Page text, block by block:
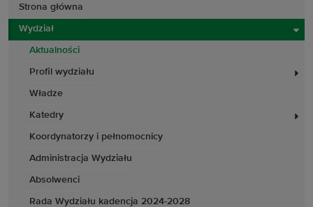
Strona główna
Wydział
Aktualności
Profil wydziału
Władze
Katedry
Koordynatorzy i pełnomocnicy
Administracja Wydziału
Absolwenci
Rada Wydziału kadencja 2024-2028